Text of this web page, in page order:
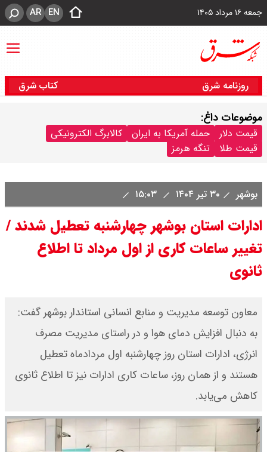
جمعه ۱۶ مرداد ۱۴۰۵ EN
AR
روزنامه شرق کتاب شرق
موضوعات داغ:
قیمت دلار حمله آمریکا به ایران
کالابرگ الکترونیکی
قیمت طلا
تنگه هرمز
بوشهر ۳۰ تیر ۱۴۰۴
ادارات استان بوشهر چهارشنبه تعطیل شدند /
تغییر ساعات کاری از اول مرداد تا اطلاع
ثانوی
معاون توسعه مدیریت و منابع انسانی استاندار بوشهر گفت:
به دنبال افزایش دمای هوا و در راستای مدیریت مصرف
انرژی، ادارات استان روز چهارشنبه اول مردادماه تعطیل
هستند و از همان روز، ساعات کاری ادارات نیز تا اطلاع ثانوی
کاهش می‌یابد.